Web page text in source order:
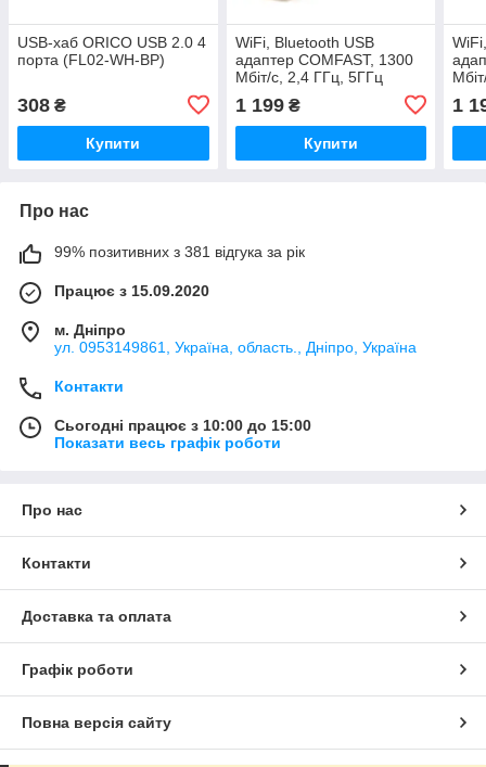
USB-хаб ORICO USB 2.0 4
порта (FL02-WH-BP)
308 ₴
Купити
WiFi, Bluetooth USB
адаптер COMFAST, 1300
Мбіт/с, 2,4 ГГц, 5ГГц
1 199₴
Купити
1
Про нас
99% позитивних з 381 відгука за рік
Працює з 15.09.2020
м. Дніпро
ул. 0953149861, Україна, область., Дніпро, Україна
Контакти
Сьогодні працює з 10:00 до 15:00
Показати весь графік роботи
Про нас
Контакти
Доставка та оплата
Графік роботи
Повна версія сайту